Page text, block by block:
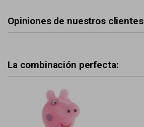
Opiniones de nuestros clientes
La combinación perfecta: